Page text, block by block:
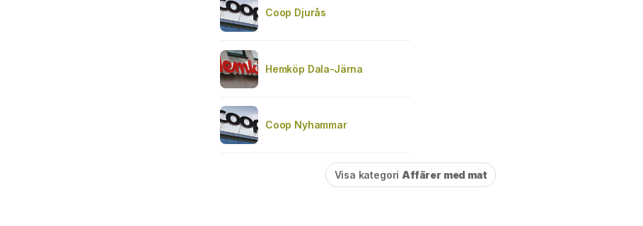
Coop Djurås
Hemköp Dala-Järna
Coop Nyhammar
Visa kategori Affärer med mat